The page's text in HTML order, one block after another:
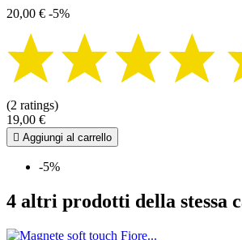
20,00 € -5%
(2 ratings)
19,00 €
 Aggiungi al carrello
-5%
4 altri prodotti della stessa